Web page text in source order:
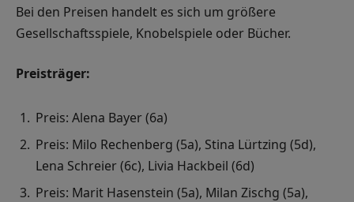
Bei den Preisen handelt es sich um größere
Gesellschaftsspiele, Knobelspiele oder Bücher.
Preisträger:
Preis: Alena Bayer (6a)
Preis: Milo Rechenberg (5a), Stina Lürtzing (5d),
Lena Schreier (6c), Livia Hackbeil (6d)
Preis: Marit Hasenstein (5a), Milan Zischg (5a),